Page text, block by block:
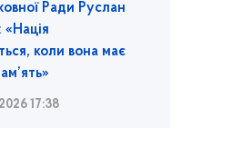
Ради Руслан
коли вона має
17:38